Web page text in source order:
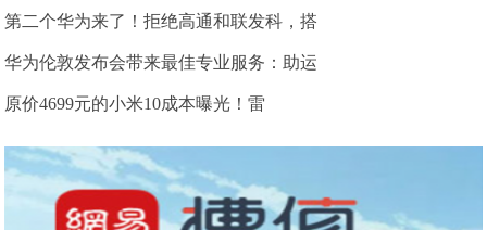
第二个华为来了！拒绝高通和联发科，搭
华为伦敦发布会带来最佳专业服务：助运
原价4699元的小米10成本曝光！雷